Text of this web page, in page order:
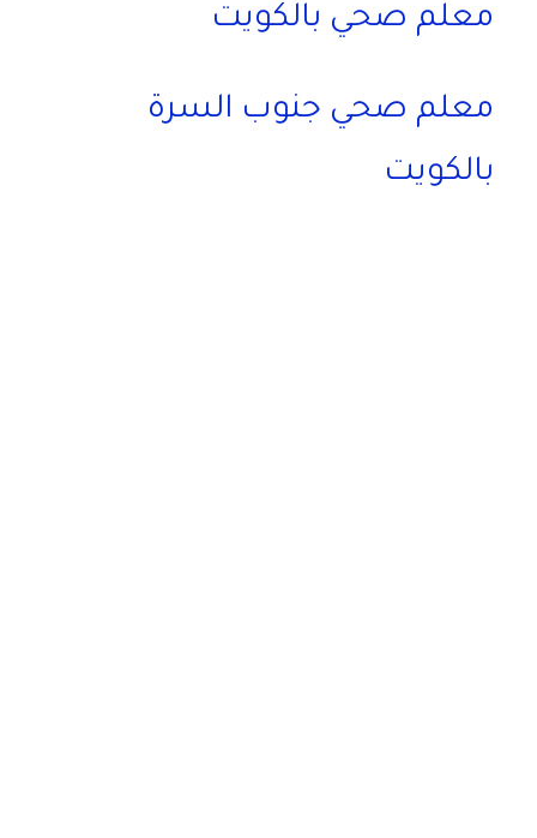
معلم صحي بالكويت
معلم صحي جنوب السرة
بالكويت